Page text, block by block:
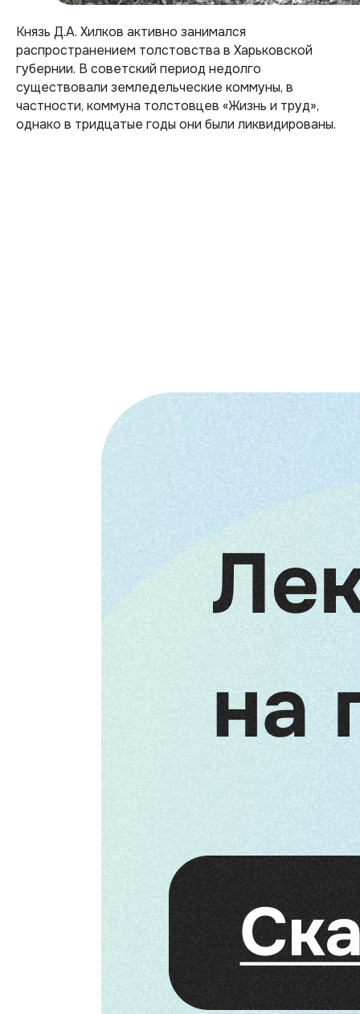
Князь Д.А. Хилков активно занимался
распространением толстовства в Харьковской
губернии. В советский период недолго
существовали земледельческие коммуны, в
частности, коммуна толстовцев «Жизнь и труд»,
однако в тридцатые годы они были ликвидированы.